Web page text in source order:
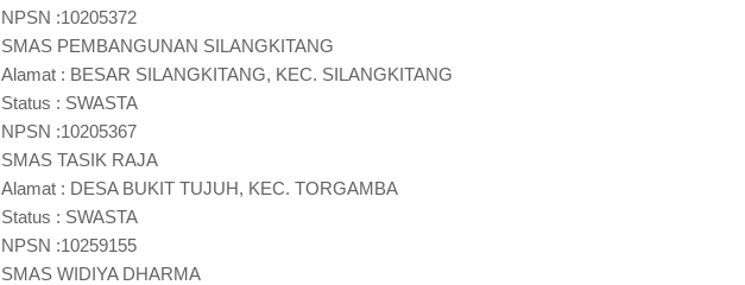
NPSN :10205372
SMAS PEMBANGUNAN SILANGKITANG
Alamat : BESAR SILANGKITANG, KEC. SILANGKITANG
Status : SWASTA
NPSN :10205367
SMAS TASIK RAJA
Alamat : DESA BUKIT TUJUH, KEC. TORGAMBA
Status : SWASTA
NPSN :10259155
SMAS WIDIYA DHARMA